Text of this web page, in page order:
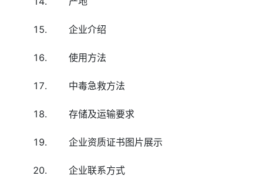
企业介绍
使用方法
中毒急救方法
存储及运输要求
企业资质证书图片展示
企业联系方式